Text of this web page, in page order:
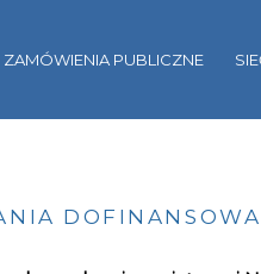
ZAMÓWIENIA PUBLICZNE